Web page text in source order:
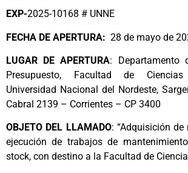
EXP-2025-10168 # UNNE
FECHA DE APERTURA: 28 de mayo de
LUGAR DE APERTURA: Departamento
Presupuesto, Facultad de
Universidad Nacional del Nordeste,
Cabral 2139 – Corrientes – CP 3400
OBJETO DEL LLAMADO: “Adquisición
ejecución de trabajos de
stock, con destino a la Facultad de